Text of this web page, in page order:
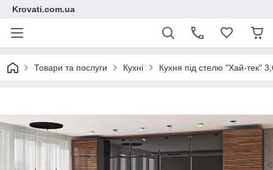
Krovati.com.ua
Товари та послуги Кухні Кухня під стелю "Хай-тек"